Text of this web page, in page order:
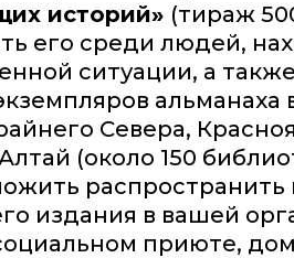
историй» (тираж
его среди людей,
ситуации, а
альманаха
Севера,
(около 150
распространить
издания в вашей
приюте,